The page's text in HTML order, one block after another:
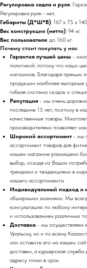
Регулировка седла и руля:
Регулировка руля - нет.
Габариты (Д*Ш*В): 167 х 75 х
Вес конструкции (нетто): 94 кг.
Вес пользователя: до 160 кг.
Почему стоит покупать у нас
Гарантия лучшей цены -
политикой, потому что наши
магазинов. Благодаря прямым
продукции наиболее выгодные
гибкая система скидок и
Репутация - мы очень
последние 15 лет, поэтому в
качественные товары.
производителями позволяет
Широкий ассортимент - мы
ассортимент товаров для
нашем магазине размещено
выбор, исходя из Ваших
трендами и тенденциями в
нашего ассортимента.
Индивидуальный подход и
обширными знаниями. Мы
консультацию по любому
и использованием различных
Доставка - мы осуществляем
Уральску, но и по всему
или оставите его на нашем
доставки, а курьерская
адресу точно в срок.